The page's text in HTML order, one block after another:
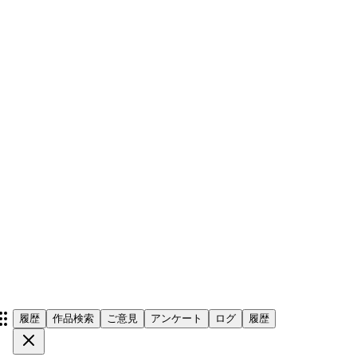
履歴 作品検索 ご意見 アンケート ログ 履歴